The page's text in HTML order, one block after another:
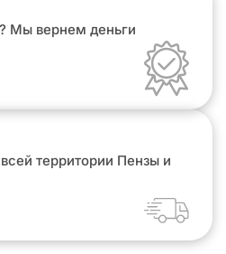
Мы вернем деньги
территории Пензы и